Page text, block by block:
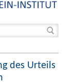
des Urteils